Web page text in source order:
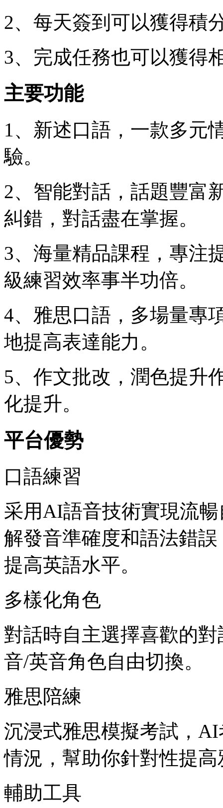
2、每天簽到可以獲得積
3、完成任務也可以獲得
主要功能
1、新述口語，一款多元
驗。
2、智能對話，話題豐富
糾錯，對話盡在掌握。
3、海量精品課程，專注
級練習效率事半功倍。
4、雅思口語，多場量專
地提高表達能力。
5、作文批改，潤色提升
化提升。
平台優勢
口語練習
采用AI語音技術實現流
解發音準確度和語法錯
提高英語水平。
多樣化角色
對話時自主選擇喜歡的
音/英音角色自由切換。
雅思陪練
沉浸式雅思模擬考試，
情況，幫助你針對性提
輔助工具